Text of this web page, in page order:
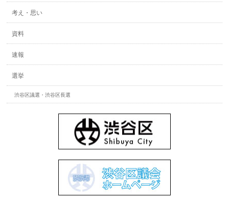
考え・思い
資料
速報
選挙
渋谷区議選・渋谷区長選